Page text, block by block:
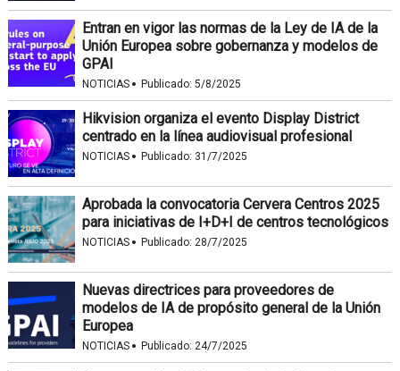
Entran en vigor las normas de la Ley de IA de la
Unión Europea sobre gobernanza y modelos de
GPAI
NOTICIAS · Publicado: 5/8/2025
Hikvision organiza el evento Display District
centrado en la línea audiovisual profesional
NOTICIAS · Publicado: 31/7/2025
Aprobada la convocatoria Cervera Centros 2025
para iniciativas de I+D+I de centros tecnológicos
NOTICIAS · Publicado: 28/7/2025
Nuevas directrices para proveedores de
modelos de IA de propósito general de la Unión
Europea
NOTICIAS · Publicado: 24/7/2025